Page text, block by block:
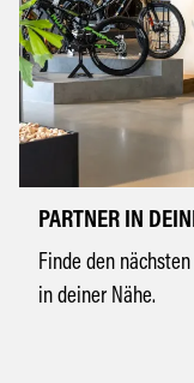
PARTNER IN
Finde den
in deiner Nähe.